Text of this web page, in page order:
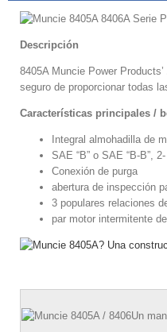
Descripción
8405A Muncie Power
seguro de proporcionar todas
Características principales /
Integral almohadilla de
SAE “B” o SAE “B-B”,
Conexión de purga
abertura de inspección
3 populares relaciones
par motor intermitente